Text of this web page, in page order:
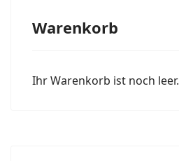
Warenkorb
Ihr Warenkorb ist noch leer.